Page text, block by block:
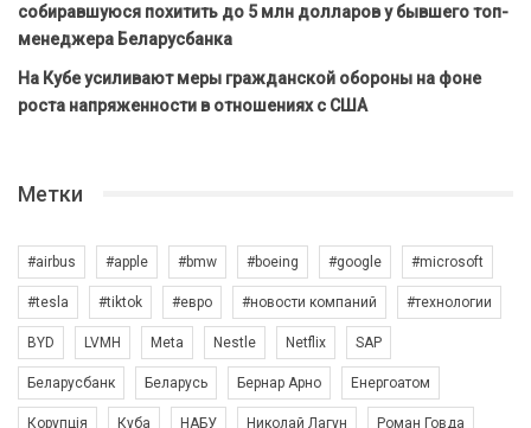
собиравшуюся похитить до 5 млн долларов у бывшего топ-
менеджера Беларусбанка
На Кубе усиливают меры гражданской обороны на фоне
роста напряженности в отношениях с США
Метки
#airbus #apple #bmw #boeing #google #microsoft
#tesla #tiktok #евро #новости компаний #технологии
BYD LVMH Meta Nestle Netflix SAP
Беларусбанк Беларусь Бернар Арно Енергоатом
Корупція Куба НАБУ Николай Лагун Роман Говда